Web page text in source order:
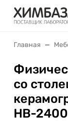
Главная
со
НВ-